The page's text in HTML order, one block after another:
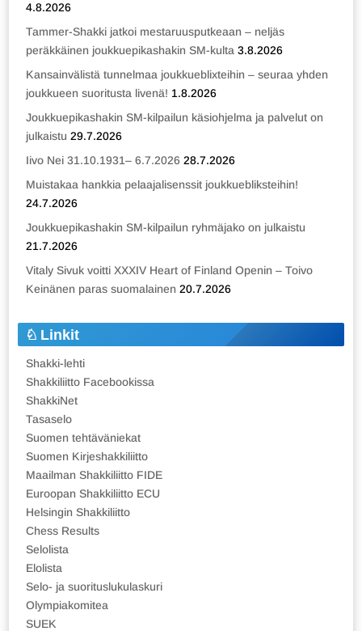
4.8.2026
Tammer-Shakki jatkoi mestaruusputkeaan – neljäs
peräkkäinen joukkuepikashakin SM-kulta 3.8.2026
Kansainvälistä tunnelmaa joukkueblixteihin – seuraa yhden
joukkueen suoritusta livenä! 1.8.2026
Joukkuepikashakin SM-kilpailun käsiohjelma ja palvelut on
julkaistu 29.7.2026
Iivo Nei 31.10.1931– 6.7.2026 28.7.2026
Muistakaa hankkia pelaajalisenssit joukkuebliksteihin!
24.7.2026
Joukkuepikashakin SM-kilpailun ryhmäjako on julkaistu
21.7.2026
Vitaly Sivuk voitti XXXIV Heart of Finland Openin – Toivo
Keinänen paras suomalainen 20.7.2026
Linkit
Shakki-lehti
Shakkiliitto Facebookissa
ShakkiNet
Tasaselo
Suomen tehtäväniekat
Suomen Kirjeshakkiliitto
Maailman Shakkiliitto FIDE
Euroopan Shakkiliitto ECU
Helsingin Shakkiliitto
Chess Results
Selolista
Elolista
Selo- ja suorituslukulaskuri
Olympiakomitea
SUEK